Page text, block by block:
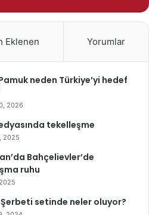
Eklenen Yorumlar
neden Türkiye’yi hedef
2026
tekelleşme
2025
Bahçelievler’de
ruhu
Şerbeti setinde neler oluyor?